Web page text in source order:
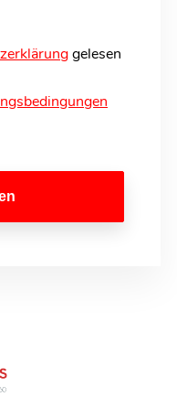
gelesen